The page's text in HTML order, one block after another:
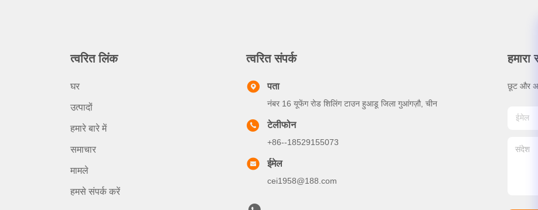
त्वरित लिंक
घर
उत्पादों
हमारे बारे में
समाचार
मामले
हमसे संपर्क करें
त्वरित संपर्क
पता
नंबर 16 यूफेंग रोड शिलिंग टाउन हुआडू जिला गुआंगज़ौ, चीन
टेलीफोन
+86--18529155073
ईमेल
cei1958@188.com
हमारा
छूट और